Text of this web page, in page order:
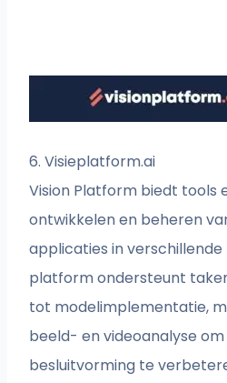
6. Visieplatform.ai
Vision Platform biedt tools
ontwikkelen en beheren
applicaties in verschillende
platform ondersteunt
tot modelimplementatie,
beeld- en videoanalyse
besluitvorming te